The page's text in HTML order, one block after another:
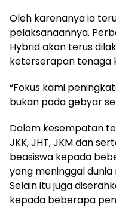
Oleh karenanya ia
pelaksanaannya.
Hybrid akan terus
keterserapan tenaga
“Fokus kami
bukan pada gebyar
Dalam kesempatan
JKK, JHT, JKM dan
beasiswa kepada
yang meninggal
Selain itu juga
kepada beberapa